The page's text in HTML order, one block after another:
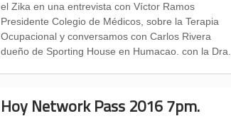
el Zika en una entrevista con Víctor Ramos
Presidente Colegio de Médicos, sobre la Terapia
Ocupacional y conversamos con Carlos Rivera
dueño de Sporting House en Humacao. con la Dra.
Hoy Network Pass 2016 7pm.